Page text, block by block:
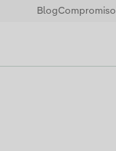
BlogCompromiso